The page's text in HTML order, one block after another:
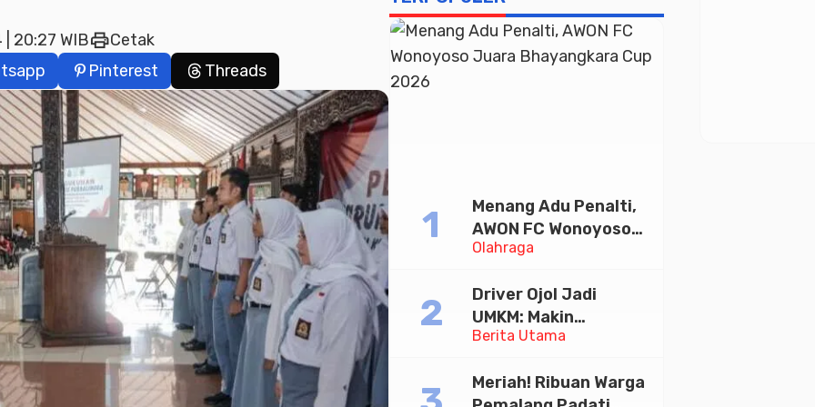
| 20:27 WIBprintCetak
Pinterest Threads
Olahraga
Menang Adu Penalti,
AWON FC Wonoyoso
Juara Bhayangkara
Berita Utama
Driver Ojol Jadi
UMKM: Makin
Sejahtera atau
Diskusi Paramadina
Meriah! Ribuan Warga